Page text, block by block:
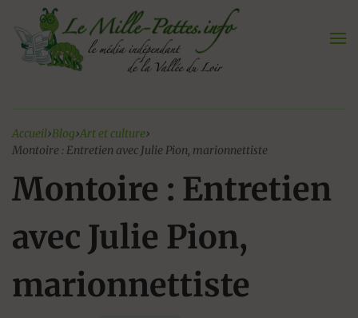
contenu
Accueil›Blog›Art et culture›
Montoire : Entretien avec Julie Pion, marionnettiste
Montoire : Entretien
avec Julie Pion,
marionnettiste